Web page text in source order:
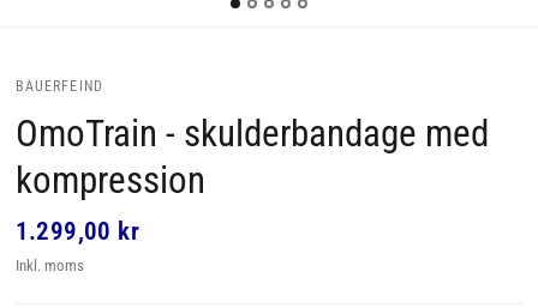
BAUERFEIND
OmoTrain - skulderbandage med
kompression
1.299,00 kr
Inkl. moms